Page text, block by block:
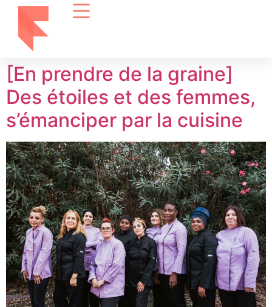
[En prendre de la graine]
Des étoiles et des femmes,
s’émanciper par la cuisine